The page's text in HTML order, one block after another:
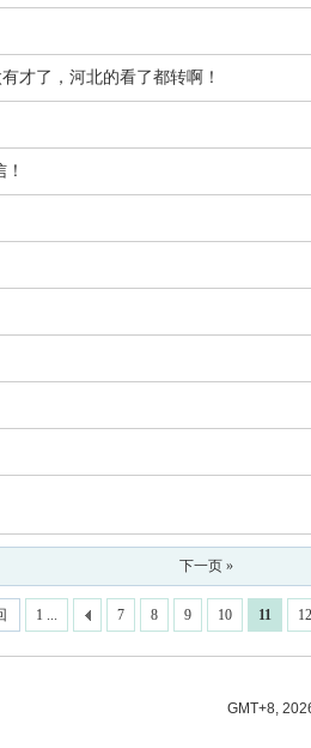
才了，河北的看了都转啊！
下一页 »
1 ... 7 8 9 10 11 12
GMT+8,